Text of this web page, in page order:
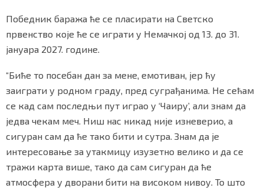
Победник баража ће се пласирати на Светско
првенство које ће се играти у Немачкој од 13. до 31.
јануара 2027. године.
“Биће то посебан дан за мене, емотиван, јер ћу
заиграти у родном граду, пред суграђанима. Не сећам
се кад сам последњи пут играо у ‘Чаиру’, али знам да
једва чекам меч. Ниш нас никад није изневерио, а
сигуран сам да ће тако бити и сутра. Знам да је
интересовање за утакмицу изузетно велико и да се
тражи карта више, тако да сам сигуран да ће
атмосфера у дворани бити на високом нивоу. То што
БИЗНИС
redakcija@gradskeinfo.rs
ПРАТИТЕ НАС
Маркетинг Услови коришћења Политика